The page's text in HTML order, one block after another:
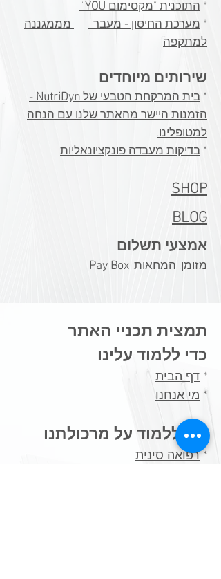
כבד גולמי מוסף אף הוא.
כתובת להזמנה באתר
m/lipo-complexr
אחריות מעקב החבילה הוא על ידי
תמי.
https://www.nutridyn.com/candibac
tin-arr-1749
*מערכת החיסון - מעבר
מממגננה
למתקפה​
שירותים מיוחדים
*בית המרקחת הטבעי שלNutriDyn
-
הזמנות היישר מהאתר שלנו עם הנחה
למטופלינו.
​*בדיקות מעבדה פונקציונאליות
SHOP
BLOG
אמצעי תשלום
מזומן, המחאות,
תמצית תכניי האתר
כדי ללמוד עלינו
*דף הבית
* מי אנחנו
כדי ללמוד על מרכולתנו
*רפואה סינית